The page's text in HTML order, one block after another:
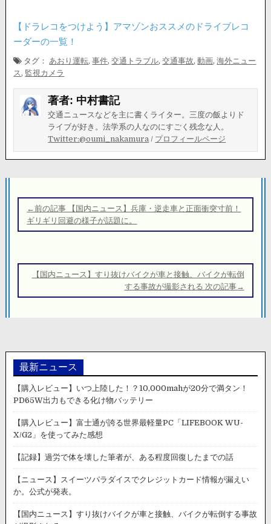
【ドラレコをつけよう】アマゾンおススメのドライブレコ
ーダーの一覧！
タグ： あおり運転,事件,交通トラブル,交通事故,動画,海外ニュー
ス , 監視カメラ
著者: 中村書記
交通ニュースなどを主に書くライター。三度の飯よりド
ライブが好き。法学系の人なのにすごく残念な人。
Twitter:@oumi_nakamura / プロフィールページ
稿
ナ
ー
←前の記事 【国内ニュース】兵庫・逆走車と正面衝突寸前！
ギリギリ回避の様子が話題に。
【国内ニュース】すり抜けバイクが車と接触、バイクが転倒
する事故が撮影される 次の記事→
最新ニュース
【購入レビュー】いつ上陸した！？10,000mahが20分で満タン！
PD65W出力もできる化け物バッテリー
【購入レビュー】富士通が誇る世界最軽量PC「LIFEBOOK WU-
X/G2」を使ってみた感想
【記録】過労で体を壊した筆者が、ある程度回復したまでの話
【ニュース】スイーツパラダイスでクレジットカード情報が漏えい
か。公式が発表。
【国内ニュース】すり抜けバイクが車と接触、バイクが転倒する事故